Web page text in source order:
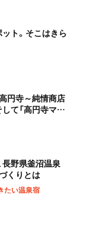
ト。そこはきら
円寺～純情商店
て「高円寺マシ
長野県釜沼温泉
くりとは
たい温泉宿